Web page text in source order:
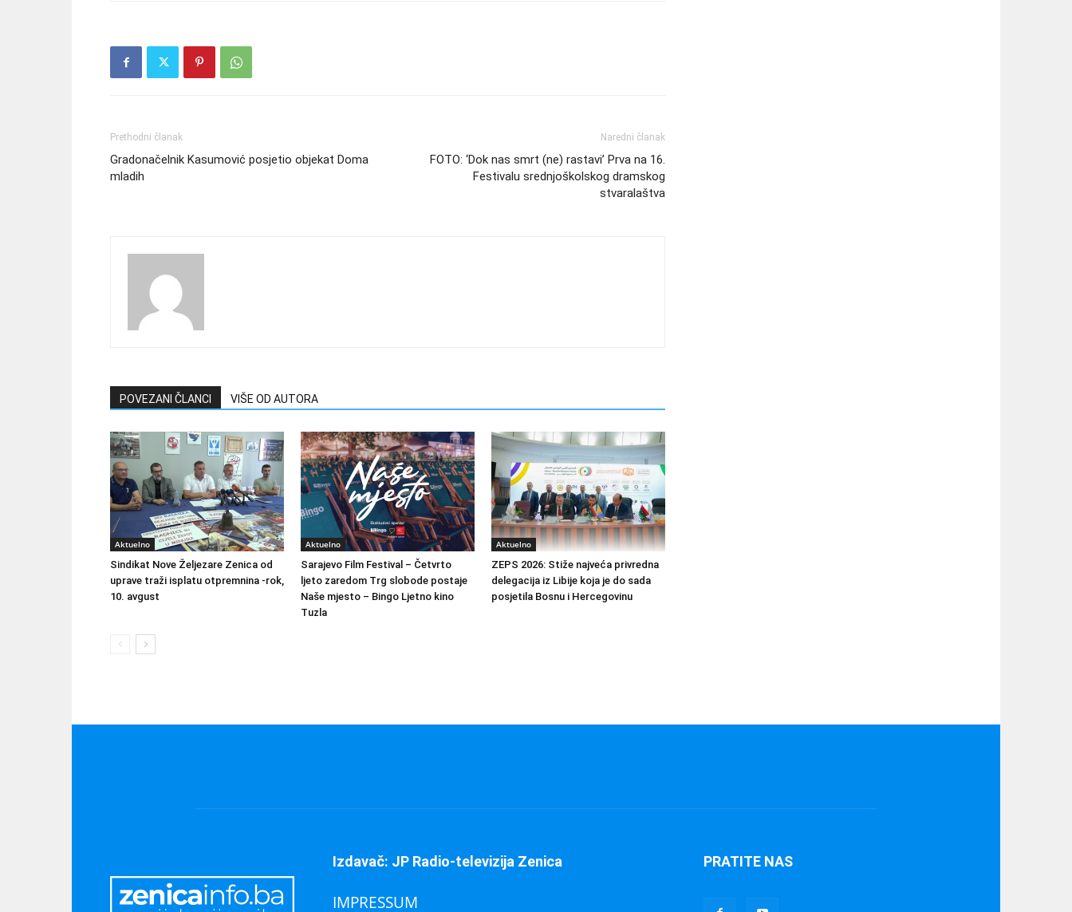
Prethodni članak
Gradonačelnik Kasumović posjetio objekat Doma
mladih
Naredni članak
FOTO: ‘Dok nas smrt (ne) rastavi’ Prva na 16.
Festivalu srednjoškolskog dramskog
stvaralaštva
POVEZANI ČLANCI VIŠE OD AUTORA
Aktuelno
Sindikat Nove Željezare Zenica od
uprave traži isplatu otpremnina -rok,
10. avgust
Aktuelno
Sarajevo Film Festival – Četvrto
ljeto zaredom Trg slobode postaje
Naše mjesto – Bingo Ljetno kino
Tuzla
Aktuelno
ZEPS 2026: Stiže najveća privredna
delegacija iz Libije koja je do sada
posjetila Bosnu i Hercegovinu
Izdavač: JP Radio-televizija Zenica
IMPRESSUM
PRATITE NAS